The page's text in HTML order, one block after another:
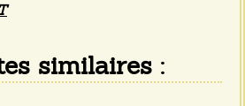
similaires :